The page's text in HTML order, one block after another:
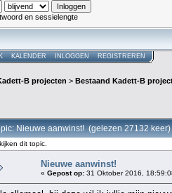
en sessielengte
KALENDER INLOGGEN REGISTREREN
B projecten > Bestaand Kadett-B
Nieuwe aanwinst! (gelezen 27132 keer)
dit topic.
Nieuwe aanwinst!
« Gepost op: 31 Oktober 2016,